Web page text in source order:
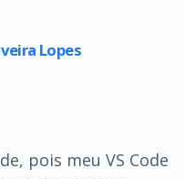
Lopes
pois meu VS Code